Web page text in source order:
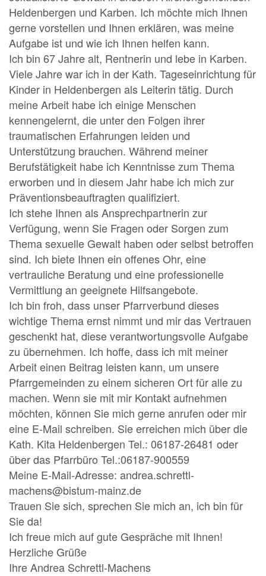
Heldenbergen und Karben. Ich möchte mich Ihnen
gerne vorstellen und Ihnen erklären, was meine
Aufgabe ist und wie ich Ihnen helfen kann.
Ich bin 67 Jahre alt, Rentnerin und lebe in Karben.
Viele Jahre war ich in der Kath. Tageseinrichtung für
Kinder in Heldenbergen als Leiterin tätig. Durch
meine Arbeit habe ich einige Menschen
kennengelernt, die unter den Folgen ihrer
traumatischen Erfahrungen leiden und
Unterstützung brauchen. Während meiner
Berufstätigkeit habe ich Kenntnisse zum Thema
erworben und in diesem Jahr habe ich mich zur
Präventionsbeauftragten qualifiziert.
Ich stehe Ihnen als Ansprechpartnerin zur
Verfügung, wenn Sie Fragen oder Sorgen zum
Thema sexuelle Gewalt haben oder selbst betroffen
sind. Ich biete Ihnen ein offenes Ohr, eine
vertrauliche Beratung und eine professionelle
Vermittlung an geeignete Hilfsangebote.
Ich bin froh, dass unser Pfarrverbund dieses
wichtige Thema ernst nimmt und mir das Vertrauen
geschenkt hat, diese verantwortungsvolle Aufgabe
zu übernehmen. Ich hoffe, dass ich mit meiner
Arbeit einen Beitrag leisten kann, um unsere
Pfarrgemeinden zu einem sicheren Ort für alle zu
machen. Wenn sie mit mir Kontakt aufnehmen
möchten, können Sie mich gerne anrufen oder mir
eine E-Mail schreiben. Sie erreichen mich über die
Kath. Kita Heldenbergen Tel.: 06187-26481 oder
über das Pfarrbüro Tel.:06187-900559
Meine E-Mail-Adresse: andrea.schrettl-
machens@bistum-mainz.de
Trauen Sie sich, sprechen Sie mich an, ich bin für
Sie da!
Ich freue mich auf gute Gespräche mit Ihnen!
Herzliche Grüße
Ihre Andrea Schrettl-Machens